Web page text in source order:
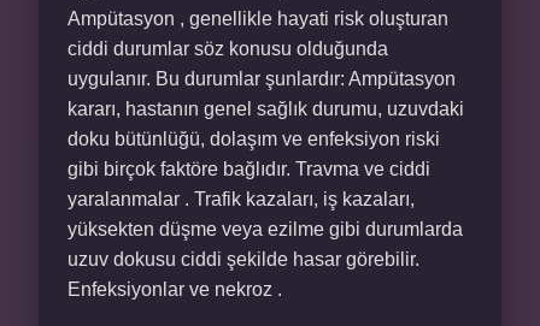
Ampütasyon , genellikle hayati risk oluşturan
ciddi durumlar söz konusu olduğunda
uygulanır. Bu durumlar şunlardır: Ampütasyon
kararı, hastanın genel sağlık durumu, uzuvdaki
doku bütünlüğü, dolaşım ve enfeksiyon riski
gibi birçok faktöre bağlıdır. Travma ve ciddi
yaralanmalar . Trafik kazaları, iş kazaları,
yüksekten düşme veya ezilme gibi durumlarda
uzuv dokusu ciddi şekilde hasar görebilir.
Enfeksiyonlar ve nekroz .